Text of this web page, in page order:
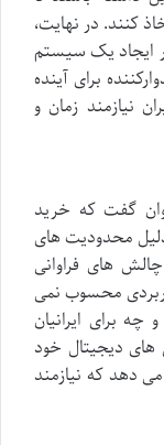
کنند. در نهایت،
ایجاد یک سیستم
برای آینده
نیازمند زمان و
گفت که خرید
دلیل محدودیت های
های فراوانی
محسوب نمی
برای ایرانیان
های دیجیتال خود
دهد که نیازمند